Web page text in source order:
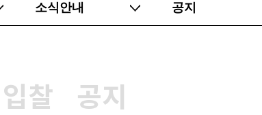
소식안내 공지
입찰 공지